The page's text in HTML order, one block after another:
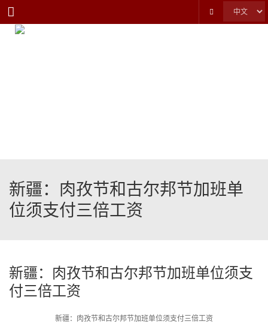
Menu
新疆：肉孜节和古尔邦节加班单
位须支付三倍工资
新疆：肉孜节和古尔邦节加班单位须支
付三倍工资
新疆：肉孜节和古尔邦节加班单位须支付三倍工资